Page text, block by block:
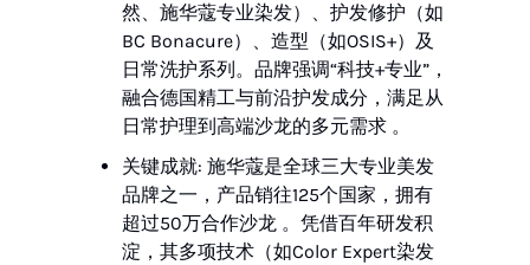
然、施华蔻专业染发）、护发修护（如
BC Bonacure）、造型（如OSIS+）及
日常洗护系列。品牌强调“科技+专业”，
融合德国精工与前沿护发成分，满足从
日常护理到高端沙龙的多元需求 。
关键成就: 施华蔻是全球三大专业美发
品牌之一，产品销往125个国家，拥有
超过50万合作沙龙 。凭借百年研发积
淀，其多项技术（如Color Expert染发